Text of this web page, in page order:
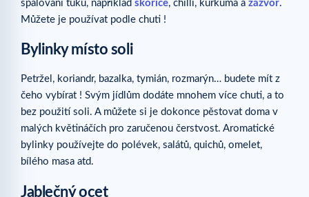
spalování tuků, například skořice, chilli, kurkuma a zázvor.
Můžete je používat podle chuti !
Bylinky místo soli
Petržel, koriandr, bazalka, tymián, rozmarýn… budete mít z
čeho vybírat ! Svým jídlům dodáte mnohem více chuti, a to
bez použití soli. A můžete si je dokonce pěstovat doma v
malých květináčích pro zaručenou čerstvost. Aromatické
bylinky používejte do polévek, salátů, quichů, omelet,
bílého masa atd.
Jablečný ocet